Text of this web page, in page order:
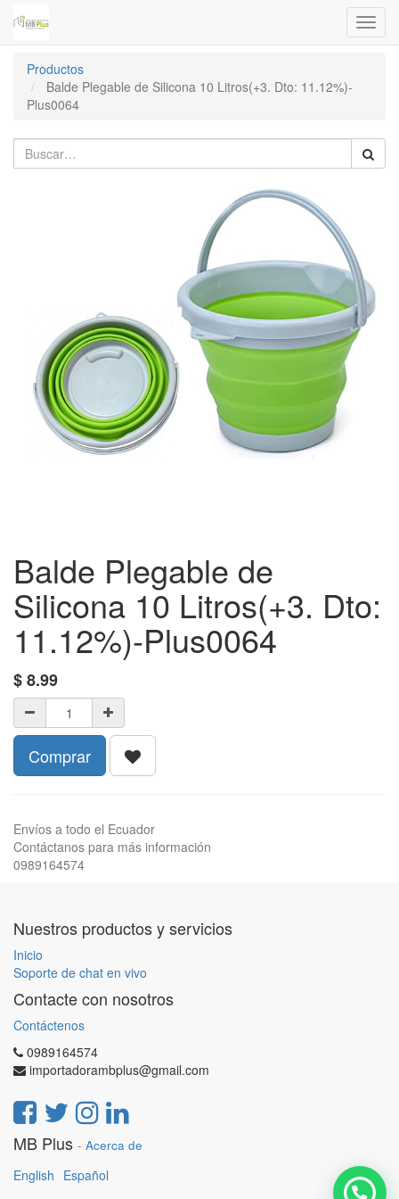
Menú
de
Productos
Balde Plegable de Silicona 10 Litros(+3. Dto: 11.12%)-
Plus0064
Balde Plegable de
Silicona 10 Litros(+3. Dto:
11.12%)-Plus0064
$8.99
Comprar
Envíos a todo el Ecuador
Contáctanos para más información
0989164574
Nuestros productos y servicios
Inicio
Soporte de chat en vivo
Contacte con nosotros
Contáctenos
0989164574
importadorambplus@gmail.com
MB Plus - Acerca de
English Español